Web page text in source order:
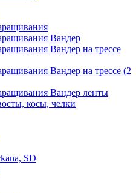
Вандер
Вандер на трессе
Вандер на трессе (2
Вандер ленты
косы, челки
SD